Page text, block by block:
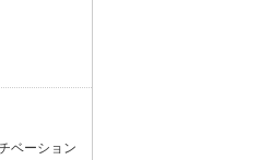
ベーション